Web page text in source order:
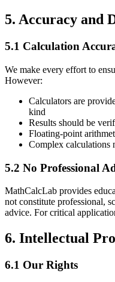
5. Accuracy and
5.1 Calculation
We make every effort to
However:
Calculators are
kind
Results should be
Floating-point
Complex calculations
5.2 No Professional
MathCalcLab provides
not constitute professional,
advice. For critical
6. Intellectual
6.1 Our Rights